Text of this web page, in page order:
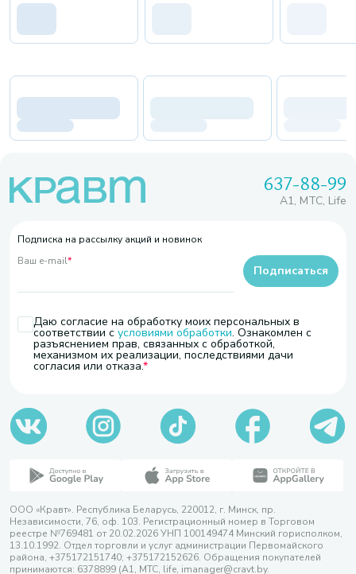
637-88-99
A1, МТС, Life
Подписка на рассылку акций и новинок
Ваш e-mail*
Даю согласие на обработку моих персональных в
соответствии с условиями обработки. Ознакомлен с
разъяснением прав, связанных с обработкой,
механизмом их реализации, последствиями дачи
согласия или отказа.
Подписаться
ООО «Кравт». Республика Беларусь, 220012, г. Минск, пр.
Независимости, 76, оф. 103. Регистрационный номер в Торговом
реестре №769481 от 20.02.2026 УНП 100149474 Минский горисполком,
13.10.1992. Отдел торговли и услуг администрации Первомайского
района, +375172151740; +375172152626. Обращения покупателей
принимаются: 6378899 (А1, МТС, life, imanager@cravt.by.